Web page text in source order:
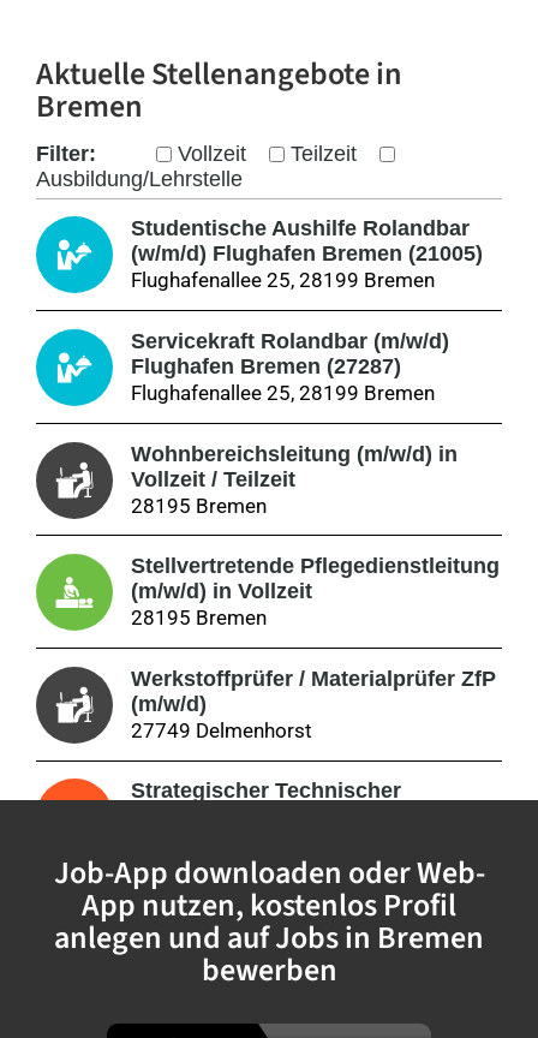
Aktuelle Stellenangebotein
Bremen
Filter: Vollzeit
Teilzeit
Ausbildung/Lehrstelle
Studentische Aushilfe Rolandbar
(w/m/d) Flughafen Bremen (21005)
Flughafenallee 25, 28199 Bremen
Servicekraft Rolandbar (m/w/d)
Flughafen Bremen (27287)
Flughafenallee 25, 28199 Bremen
Wohnbereichsleitung (m/w/d) in
Vollzeit / Teilzeit
28195 Bremen
Stellvertretende Pflegedienstleitung
(m/w/d) in Vollzeit
28195 Bremen
Werkstoffprüfer / Materialprüfer ZfP
(m/w/d)
27749 Delmenhorst
Strategischer Technischer
Bauleiter / Technischer Mitarbeiter
(m/w/d) in Vollzeit für
Instandhaltungs-, Umbau- und
Sanierungsmaßnahmen in unserem
28329 Bremen
Job-App downloaden oder Web-
App nutzen, kostenlos Profil
anlegen und auf Jobs in Bremen
bewerben